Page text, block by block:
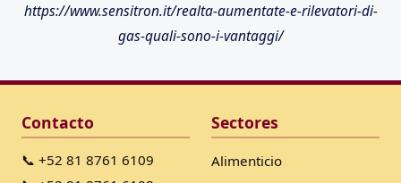
https://www.sensitron.it/realta-aumentate-e-rilevatori-di-
gas-quali-sono-i-vantaggi/
Contacto
📞 +52 81 8761 6109
Sectores
Alimenticio